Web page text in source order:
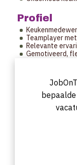
Profiel
Teamplayer
Relevante
Gemotiveerd,
Te bespreken
Deel uitmaken
Een